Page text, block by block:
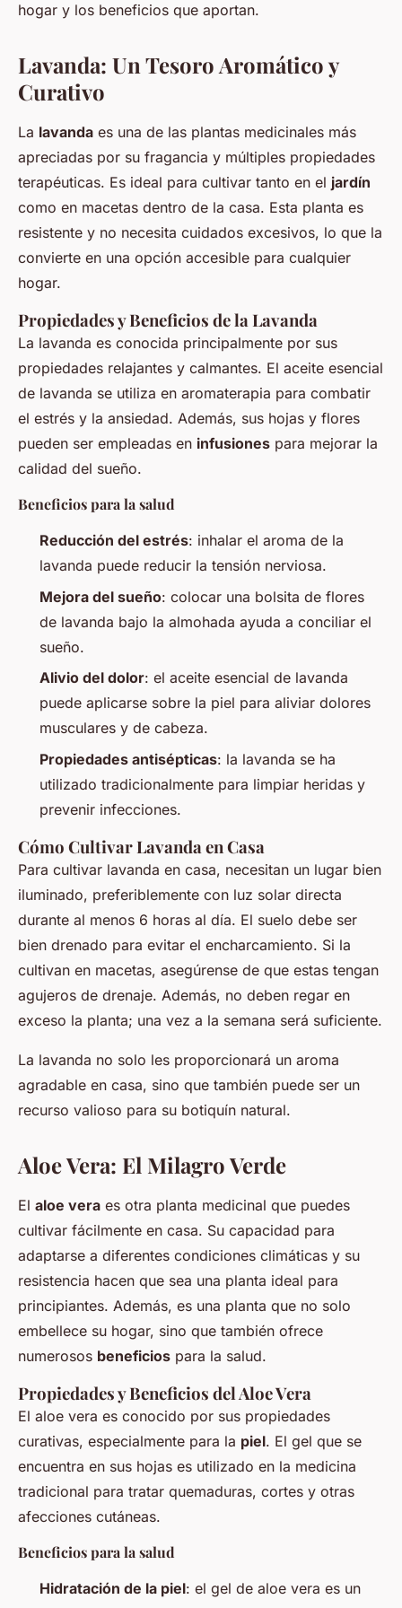
hogar y los beneficios que aportan.
Lavanda: Un Tesoro Aromático y
Curativo
La lavanda es una de las plantas medicinales más
apreciadas por su fragancia y múltiples propiedades
terapéuticas. Es ideal para cultivar tanto en el jardín
como en macetas dentro de la casa. Esta planta es
resistente y no necesita cuidados excesivos, lo que la
convierte en una opción accesible para cualquier
hogar.
Propiedades y Beneficios de la Lavanda
La lavanda es conocida principalmente por sus
propiedades relajantes y calmantes. El aceite esencial
de lavanda se utiliza en aromaterapia para combatir
el estrés y la ansiedad. Además, sus hojas y flores
pueden ser empleadas en infusiones para mejorar la
calidad del sueño.
Beneficios para la salud
Reducción del estrés: inhalar el aroma de la
lavanda puede reducir la tensión nerviosa.
Mejora del sueño: colocar una bolsita de flores
de lavanda bajo la almohada ayuda a conciliar el
sueño.
Alivio del dolor: el aceite esencial de lavanda
puede aplicarse sobre la piel para aliviar dolores
musculares y de cabeza.
Propiedades antisépticas: la lavanda se ha
utilizado tradicionalmente para limpiar heridas y
prevenir infecciones.
Cómo Cultivar Lavanda en Casa
Para cultivar lavanda en casa, necesitan un lugar bien
iluminado, preferiblemente con luz solar directa
durante al menos 6 horas al día. El suelo debe ser
bien drenado para evitar el encharcamiento. Si la
cultivan en macetas, asegúrense de que estas tengan
agujeros de drenaje. Además, no deben regar en
exceso la planta; una vez a la semana será suficiente.
La lavanda no solo les proporcionará un aroma
agradable en casa, sino que también puede ser un
recurso valioso para su botiquín natural.
Aloe Vera: El Milagro Verde
El aloe vera es otra planta medicinal que puedes
cultivar fácilmente en casa. Su capacidad para
adaptarse a diferentes condiciones climáticas y su
resistencia hacen que sea una planta ideal para
principiantes. Además, es una planta que no solo
embellece su hogar, sino que también ofrece
numerosos beneficios para la salud.
Propiedades y Beneficios del Aloe Vera
El aloe vera es conocido por sus propiedades
curativas, especialmente para la piel. El gel que se
encuentra en sus hojas es utilizado en la medicina
tradicional para tratar quemaduras, cortes y otras
afecciones cutáneas.
Beneficios para la salud
Hidratación de la piel: el gel de aloe vera es un